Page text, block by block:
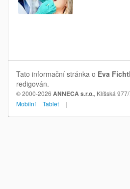
Tato informační stránka o Eva
redigován.
© 2000-2026 ANNECA s.r.o., Klíšská
Mobilní
Tablet |